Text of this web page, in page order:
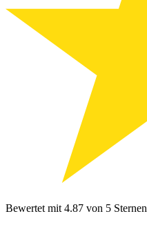
Bewertet mit 4.87 von 5 Sternen